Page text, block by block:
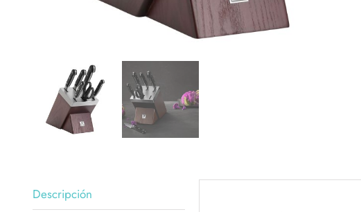
Descripción